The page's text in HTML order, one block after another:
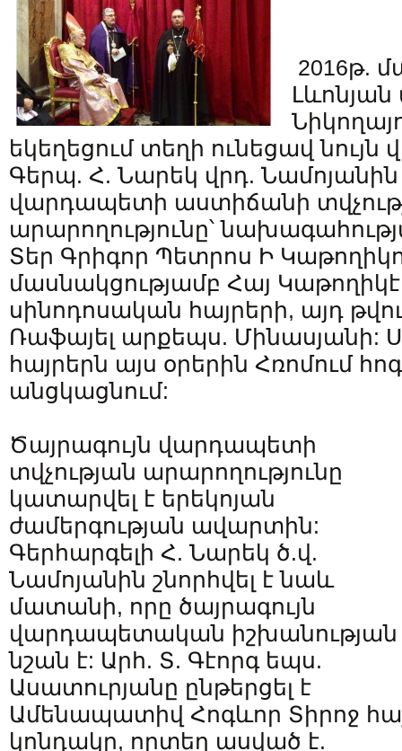
2016թ.
եկեղեցում տեղի ունեցավ
Գերպ. Հ. Նարեկ վրդ. Նամոյանին
վարդապետի աստիճանի
արարողությունը՝
Տեր Գրիգոր Պետրոս Ի
մասնակցությամբ Հայ Կաթողիկէ
սինոդոսական հայրերի, այդ
Ռաֆայել արքեպս. Մինասյանի:
հայրերն այս օրերին Հռոմում
անցկացնում:
Ծայրագույն վարդապետի
տվչության արարողությունը
կատարվել է երեկոյան
ժամերգության ավարտին:
Գերհարգելի Հ. Նարեկ ծ.վ.
Նամոյանին շնորհվել է նաև
մատանի, որը ծայրագույն
վարդապետական իշխանության
նշան է: Արհ. Տ. Գէորգ եպս.
Ասատուրյանը ընթերցել է
Ամենապատիվ Հոգևոր Տիրոջ
կոնդակը, որտեղ ասված է.